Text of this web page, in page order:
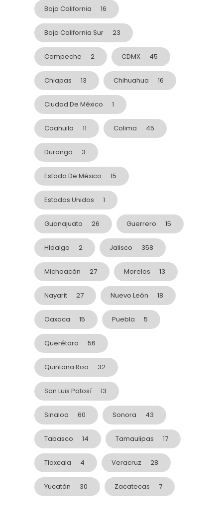
Baja California 16
Baja California Sur 23
Campeche 2 CDMX 45
Chiapas 13 Chihuahua 16
Ciudad De México 1
Coahuila 11 Colima 45
Durango 3
Estado De México 15
Estados Unidos 1
Guanajuato 26 Guerrero 15
HIdalgo 2 Jalisco 358
Michoacán 27 Morelos 13
Nayarit 27 Nuevo León 18
Oaxaca 15 Puebla 5
Querétaro 56
Quintana Roo 32
San Luis Potosí 13
Sinaloa 60 Sonora 43
Tabasco 14 Tamaulipas 17
Tlaxcala 4 Veracruz 28
Yucatán 30 Zacatecas 7